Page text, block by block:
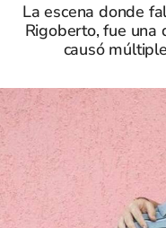
La escena donde
Rigoberto, fue una
causó